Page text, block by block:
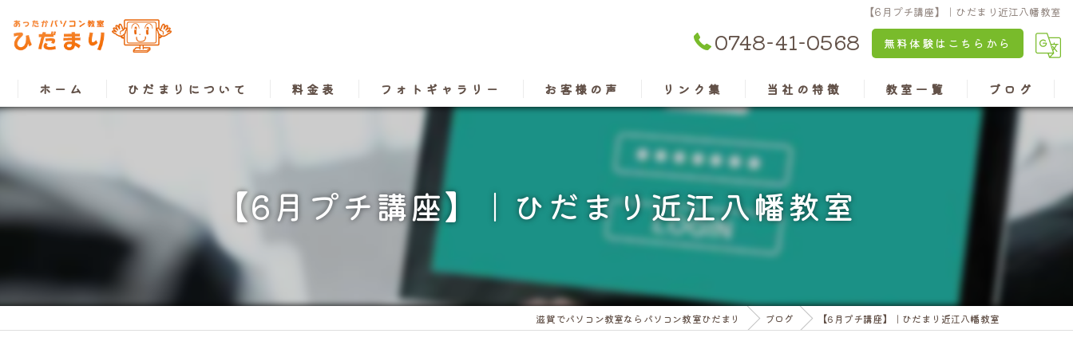
【6月プチ講座】｜ひだまり近江八幡教室
0748-41-0568 無料体験はこちらから
ホーム ひだまりについて 料金表 フォトギャラリー お客様の声 リンク集 当社の特徴
京都のパソコン教室
兵庫のパソコン教室
認知症予防
老後の楽しみ
教室一覧
亀岡教室
ブログ
【6月プチ講座】｜ひだまり近江八幡教室
滋賀でパソコン教室ならパソコン教室ひだまり ブログ 【6月プチ講座】｜ひだまり近江八幡教室